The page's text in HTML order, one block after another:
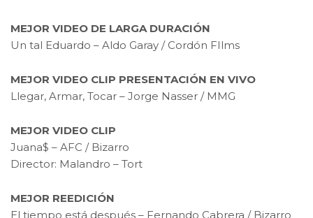
MEJOR VIDEO DE LARGA DURACIÓN
Un tal Eduardo – Aldo Garay / Cordón FIlms
MEJOR VIDEO CLIP PRESENTACIÓN EN VIVO
Llegar, Armar, Tocar – Jorge Nasser / MMG
MEJOR VIDEO CLIP
Juana$ – AFC / Bizarro
Director: Malandro – Tort
MEJOR REEDICIÓN
El tiempo está después – Fernando Cabrera / Bizarro